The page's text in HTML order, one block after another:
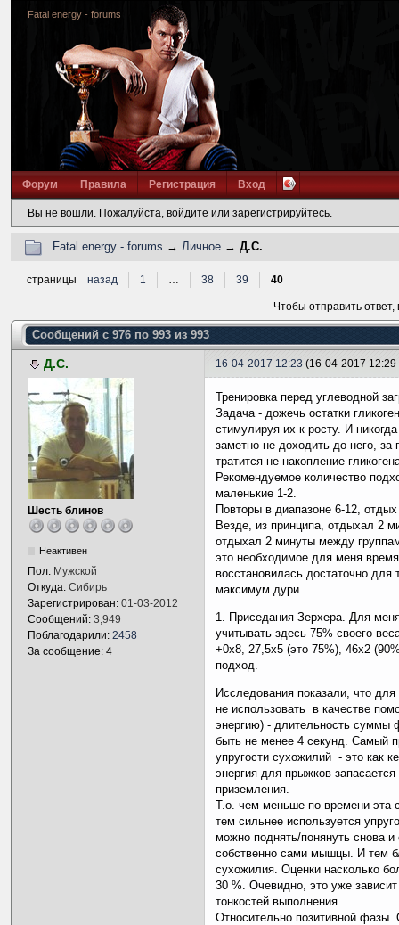
Fatal energy - forums
Форум Правила Регистрация Вход
Вы не вошли. Пожалуйста, войдите или зарегистрируйтесь.
Fatal energy - forums → Личное → Д.С.
страницы назад 1 … 38 39 40
Чтобы отправить
Сообщений с 976 по 993 из 993
Д.С. 16-04-2017 12:23 (16-04-2017
Шесть блинов
Неактивен
Пол: Мужской
Откуда: Сибирь
Зарегистрирован: 01-03-2012
Сообщений: 3,949
Поблагодарили: 2458
За сообщение: 4
Тренировка перед углеводной
Задача - дожечь остатки
стимулируя их к росту. И
заметно не доходить до него,
тратится не накопление
Рекомендуемое количество
маленькие 1-2.
Повторы в диапазоне 6-12,
Везде, из принципа, отдыхал 2
отдыхал 2 минуты между
это необходимое для меня
восстановилась достаточно
максимум дури.
1. Приседания Зерхера. Для
учитывать здесь 75% своего
+0х8, 27,5х5 (это 75%), 46х2
подход.
Исследования показали, что
не использовать в качестве
энергию) - длительность суммы
быть не менее 4 секунд. Самый
упругости сухожилий - это как
энергия для прыжков
приземления.
Т.о. чем меньше по времени эта
тем сильнее используется
можно поднять/понянуть снова
собственно сами мышцы. И тем
сухожилия. Оценки насколько
30 %. Очевидно, это уже
тонкостей выполнения.
Относительно позитивной